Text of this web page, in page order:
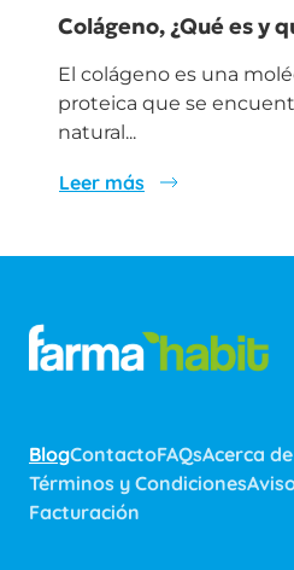
Colágeno, ¿Qué es y
El colágeno es una
proteica que se
natural...
Leer más
BlogContactoFAQsAcerca
Términos y Condiciones
Facturación